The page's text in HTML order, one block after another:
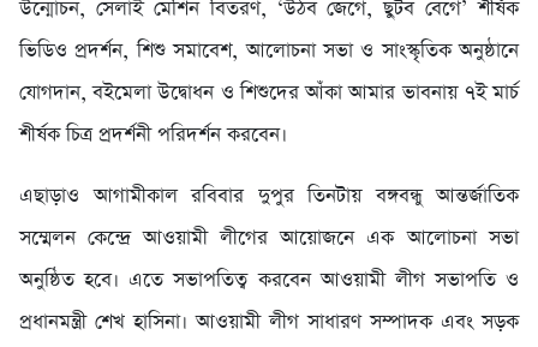
উন্মোচন, সেলাই মেশিন বিতরণ, ‘উঠব জেগে, ছুটব বেগে’ শীর্ষক
ভিডিও প্রদর্শন, শিশু সমাবেশ, আলোচনা সভা ও সাংস্কৃতিক অনুষ্ঠানে
যোগদান, বইমেলা উদ্বোধন ও শিশুদের আঁকা আমার ভাবনায় ৭ই মার্চ
শীর্ষক চিত্র প্রদর্শনী পরিদর্শন করবেন।
এছাড়াও আগামীকাল রবিবার দুপুর তিনটায় বঙ্গবন্ধু আন্তর্জাতিক
সম্মেলন কেন্দ্রে আওয়ামী লীগের আয়োজনে এক আলোচনা সভা
অনুষ্ঠিত হবে। এতে সভাপতিত্ব করবেন আওয়ামী লীগ সভাপতি ও
প্রধানমন্ত্রী শেখ হাসিনা। আওয়ামী লীগ সাধারণ সম্পাদক এবং সড়ক